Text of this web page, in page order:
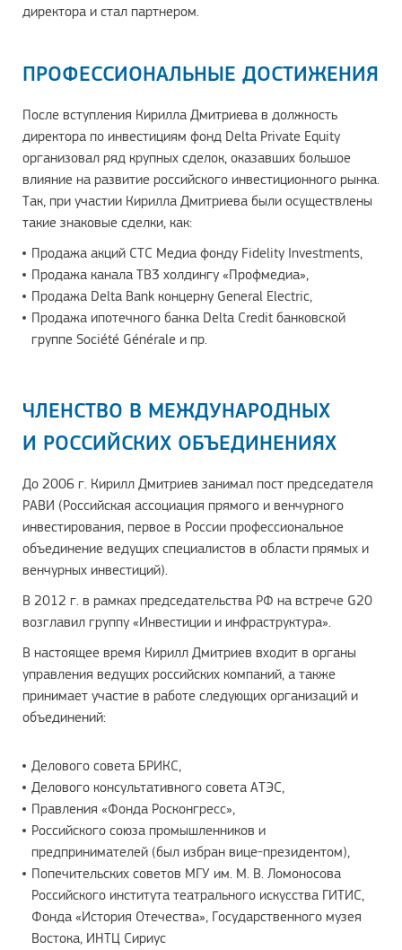
директора и стал партнером.
ПРОФЕССИОНАЛЬНЫЕ ДОСТИЖЕНИЯ
После вступления Кирилла Дмитриева в должность
директора по инвестициям фонд Delta Private Equity
организовал ряд крупных сделок, оказавших большое
влияние на развитие российского инвестиционного рынка.
Так, при участии Кирилла Дмитриева были осуществлены
такие знаковые сделки, как:
Продажа акций СТС Медиа фонду Fidelity Investments,
Продажа канала ТВ3 холдингу «Профмедиа»,
Продажа Delta Bank концерну General Electric,
Продажа ипотечного банка Delta Credit банковской
группе Société Générale и пр.
ЧЛЕНСТВО В МЕЖДУНАРОДНЫХ
И РОССИЙСКИХ ОБЪЕДИНЕНИЯХ
До 2006 г. Кирилл Дмитриев занимал пост председателя
РАВИ (Российская ассоциация прямого и венчурного
инвестирования, первое в России профессиональное
объединение ведущих специалистов в области прямых и
венчурных инвестиций).
В 2012 г. в рамках председательства РФ на встрече G20
возглавил группу «Инвестиции и инфраструктура».
В настоящее время Кирилл Дмитриев входит в органы
управления ведущих российских компаний, а также
принимает участие в работе следующих организаций и
объединений:
Делового совета БРИКС,
Делового консультативного совета АТЭС,
Правления «Фонда Росконгресс»,
Российского союза промышленников и
предпринимателей (был избран вице-президентом),
Попечительских советов МГУ им. М. В. Ломоносова
Российского института театрального искусства ГИТИС,
Фонда «История Отечества», Государственного музея
Востока, ИНТЦ Сириус